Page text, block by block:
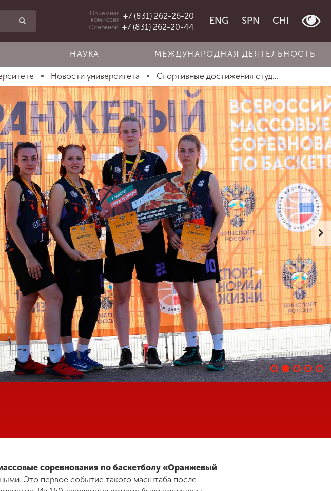
Приемная
комиссия +7 (831) 262-26-20
Основной +7 (831) 262-20-44
ENG SPN CHI
НАУКА МЕЖДУНАРОДНАЯ ДЕЯТЕЛЬНОСТЬ
Новости университета Спортивные достижения студ...
соревнования по баскетболу «Оранжевый
Это первое событие такого масштаба после